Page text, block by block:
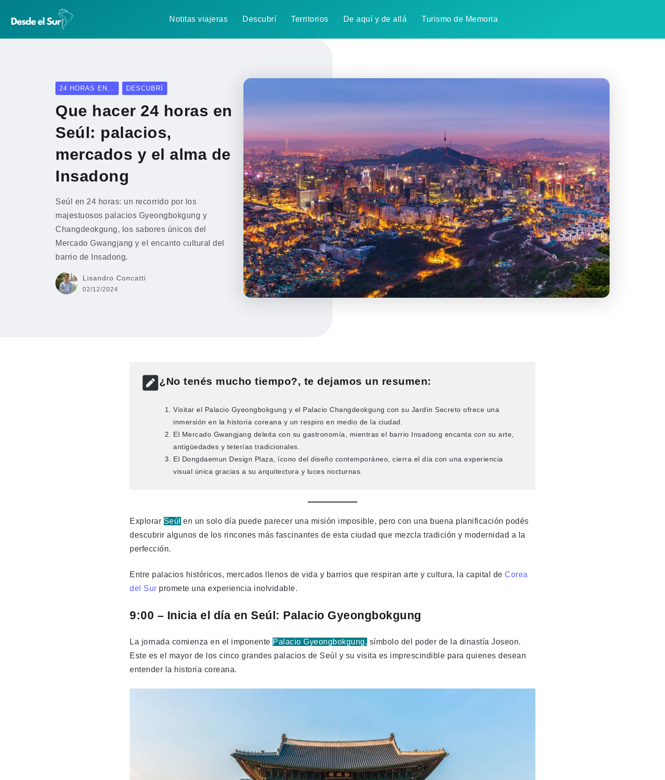
Notitas viajeras Descubrí Territorios De aquí y de allá Turismo de Memoria
24 HORAS EN... DESCUBRÍ
Que hacer 24 horas en
Seúl: palacios,
mercados y el alma de
Insadong
Seúl en 24 horas: un recorrido por los
majestuosos palacios Gyeongbokgung y
Changdeokgung, los sabores únicos del
Mercado Gwangjang y el encanto cultural del
barrio de Insadong.
Lisandro Concatti
02/12/2024
¿No tenés mucho tiempo?, te dejamos un resumen:
Visitar el Palacio Gyeongbokgung y el Palacio Changdeokgung con su Jardín Secreto ofrece una
inmersión en la historia coreana y un respiro en medio de la ciudad.
El Mercado Gwangjang deleita con su gastronomía, mientras el barrio Insadong encanta con su arte,
antigüedades y teterías tradicionales.
El Dongdaemun Design Plaza, ícono del diseño contemporáneo, cierra el día con una experiencia
visual única gracias a su arquitectura y luces nocturnas.
Explorar Seúl en un solo día puede parecer una misión imposible, pero con una buena planificación podés
descubrir algunos de los rincones más fascinantes de esta ciudad que mezcla tradición y modernidad a la
perfección.
Entre palacios históricos, mercados llenos de vida y barrios que respiran arte y cultura, la capital de Corea
del Sur promete una experiencia inolvidable.
9:00 – Inicia el día en Seúl: Palacio Gyeongbokgung
La jornada comienza en el imponente Palacio Gyeongbokgung, símbolo del poder de la dinastía Joseon.
Este es el mayor de los cinco grandes palacios de Seúl y su visita es imprescindible para quienes desean
entender la historia coreana.